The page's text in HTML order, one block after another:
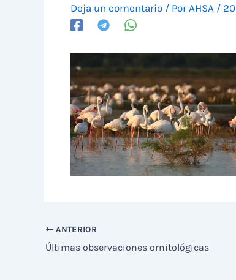
Deja un comentario / Por AHSA /
ANTERIOR
Últimas observaciones ornitológicas